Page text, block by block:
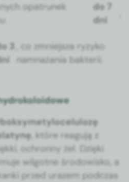
opa­trunek
do 7
dni
3 , co zmniejsza ryzyko
nam­naża­nia bak­terii.
, które reagu­ją z
ochron­ny żel. Dzię­ki
wilgo­tne środowisko, a
przed urazem pod­czas